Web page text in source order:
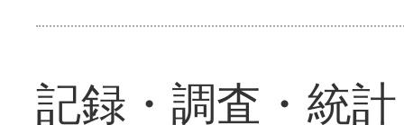
記録・調査・統計